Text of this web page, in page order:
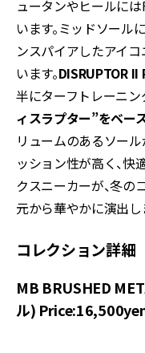
ュータンやヒールに
います。ミッドソール
ンスパイアしたアイ
います。DISRUPTOR II
半にターフトレーニ
ィスラプター”をベー
リュームのあるソー
ッション性が高く、快
クスニーカーが、冬の
元から華やかに演出し
コレクション詳細
MB BRUSHED
ル)